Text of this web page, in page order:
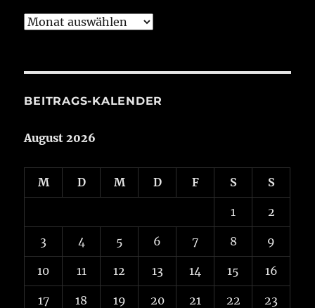
Beiträge
BEITRAGS-KALENDER
August 2026
M D M D F S S
1 2
3 4 5 6 7 8 9
10 11 12 13 14 15 16
17 18 19 20 21 22 23